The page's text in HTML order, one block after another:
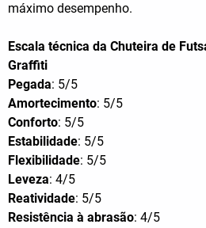
máximo desempenho.
Escala técnica da Chuteira de
Graffiti
Pegada: 5/5
Amortecimento: 5/5
Conforto: 5/5
Estabilidade: 5/5
Flexibilidade: 5/5
Leveza: 4/5
Reatividade: 5/5
Resistência à abrasão: 4/5